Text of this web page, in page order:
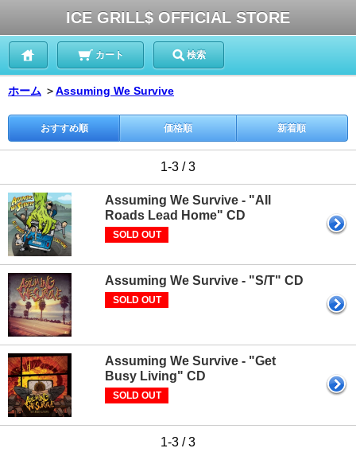
ICE GRILL$ OFFICIAL STORE
カート 検索
ホーム ＞Assuming We Survive
おすすめ順 価格順 新着順
1-3 / 3
Assuming We Survive - "All
Roads Lead Home" CD
SOLD OUT
Assuming We Survive - "S/T" CD
SOLD OUT
Assuming We Survive - "Get
Busy Living" CD
SOLD OUT
1-3 / 3